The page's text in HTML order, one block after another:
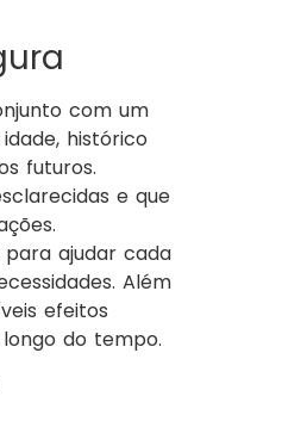
com um
histórico
futuros.
e que
para ajudar cada
Além
efeitos
do tempo.